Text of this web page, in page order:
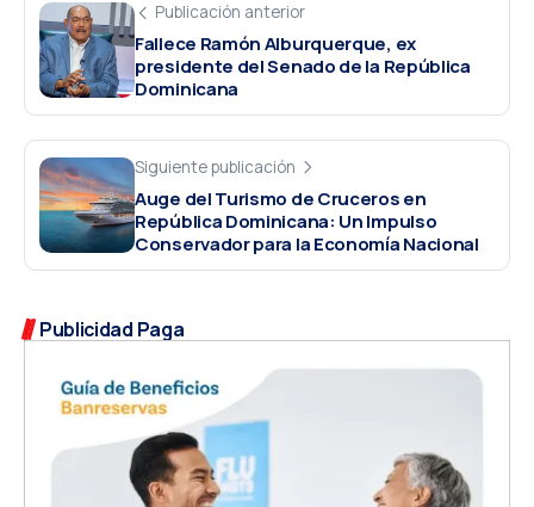
Publicación anterior
Fallece Ramón Alburquerque, ex
presidente del Senado de la República
Dominicana
Siguiente publicación
Auge del Turismo de Cruceros en
República Dominicana: Un Impulso
Conservador para la Economía Nacional
Publicidad Paga